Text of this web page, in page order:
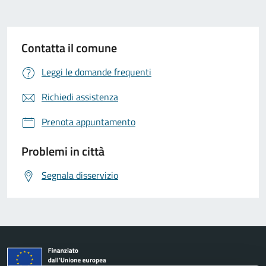
Contatta il comune
Leggi le domande frequenti
Richiedi assistenza
Prenota appuntamento
Problemi in città
Segnala disservizio